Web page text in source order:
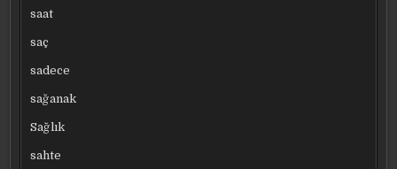
saat
saç
sadece
sağanak
Sağlık
sahte